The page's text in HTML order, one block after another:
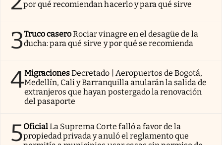
por qué recomiendan hacerlo y para qué sirve
3Truco caseroRociar vinagre en el desagüe de la
ducha: para qué sirve y por qué se recomienda
4MigracionesDecretado | Aeropuertos de Bogotá,
Medellín, Cali y Barranquilla anularán la salida de
extranjeros que hayan postergado la renovación
del pasaporte
5OficialLa Suprema Corte falló a favor de la
propiedad privada y anuló el reglamento que